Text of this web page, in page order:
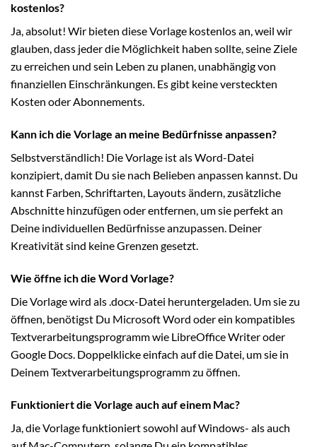
kostenlos?
Ja, absolut! Wir bieten diese Vorlage kostenlos an, weil wir
glauben, dass jeder die Möglichkeit haben sollte, seine Ziele
zu erreichen und sein Leben zu planen, unabhängig von
finanziellen Einschränkungen. Es gibt keine versteckten
Kosten oder Abonnements.
Kann ich die Vorlage an meine Bedürfnisse anpassen?
Selbstverständlich! Die Vorlage ist als Word-Datei
konzipiert, damit Du sie nach Belieben anpassen kannst. Du
kannst Farben, Schriftarten, Layouts ändern, zusätzliche
Abschnitte hinzufügen oder entfernen, um sie perfekt an
Deine individuellen Bedürfnisse anzupassen. Deiner
Kreativität sind keine Grenzen gesetzt.
Wie öffne ich die Word Vorlage?
Die Vorlage wird als .docx-Datei heruntergeladen. Um sie zu
öffnen, benötigst Du Microsoft Word oder ein kompatibles
Textverarbeitungsprogramm wie LibreOffice Writer oder
Google Docs. Doppelklicke einfach auf die Datei, um sie in
Deinem Textverarbeitungsprogramm zu öffnen.
Funktioniert die Vorlage auch auf einem Mac?
Ja, die Vorlage funktioniert sowohl auf Windows- als auch